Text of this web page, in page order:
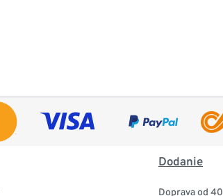
Dodanie
Doprava od